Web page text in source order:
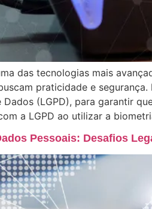
das tecnologias mais
praticidade e
(LGPD), para garantir
a LGPD ao utilizar a
Pessoais: Desafios